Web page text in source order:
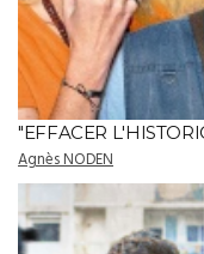
"EFFACER
Agnès NODEN